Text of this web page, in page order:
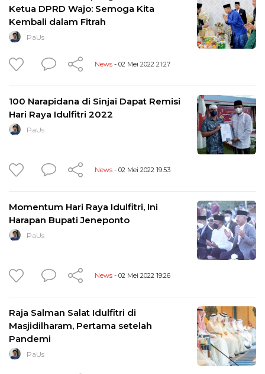
Ketua DPRD Wajo: Semoga Kita
Kembali dalam Fitrah
PaUs
News - 02 Mei 2022 21:27
100 Narapidana di Sinjai Dapat Remisi
Hari Raya Idulfitri 2022
PaUs
News - 02 Mei 2022 19:53
Momentum Hari Raya Idulfitri, Ini
Harapan Bupati Jeneponto
PaUs
News - 02 Mei 2022 19:26
Raja Salman Salat Idulfitri di
Masjidilharam, Pertama setelah
Pandemi
PaUs